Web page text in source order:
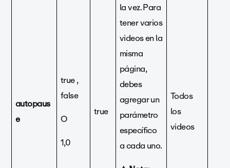
autopaus
e
true ,
false
O
1,0
true
la vez. Para
tener varios
videos en la
misma
página,
debes
agregar un
parámetro
específico
a cada uno.
Todos
los
videos